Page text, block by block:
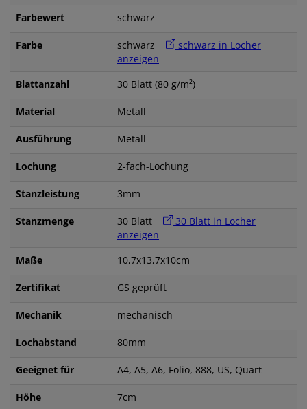
Farbewert schwarz
Farbe schwarz
schwarz in Locher
anzeigen
Blattanzahl
30 Blatt (80 g/m²)
Material Metall
Ausführung Metall
Lochung 2-fach-Lochung
Stanzleistung 3mm
Stanzmenge 30 Blatt
30 Blatt in Locher
anzeigen
Maße
10,7x13,7x10cm
Zertifikat GS geprüft
Mechanik mechanisch
Lochabstand 80mm
Geeignet für A4, A5, A6, Folio, 888, US, Quart
Höhe 7cm